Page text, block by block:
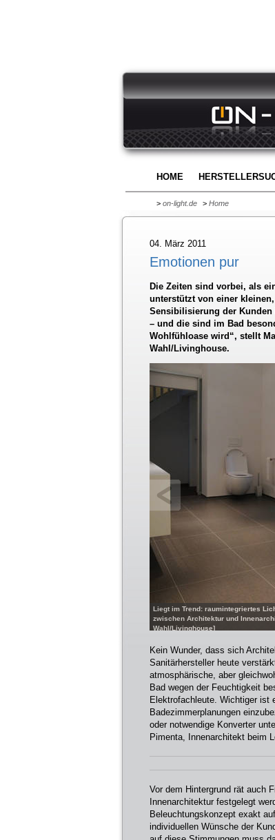
HOME
> on-light.de > Home
04. März 2011
Emotionen pur
Die Zeiten sind vorbei, als
unterstützt von einer
Sensibilisierung der
– und die sind im Bad
Wohlfühloase wird“, stellt
Wahl/Livinghouse.
Liegt im Trend: raumintegriertes
zwischen Architektur und
Wahl/Livinghouse]
Kein Wunder, dass sich
Sanitärhersteller heute
atmosphärische, aber
Bad wegen der Feuchtigkeit
Elektrofachleute. Wichtiger ist
Badezimmerplanungen
oder notwendige Konverter
Pimenta, Innenarchitekt beim
Vor dem Hintergrund rät auch
Innenarchitektur festgelegt
Beleuchtungskonzept exakt
individuellen Wünsche der